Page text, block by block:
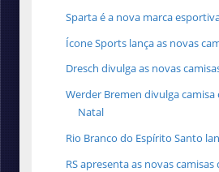
Sparta é a nova marca
Ícone Sports lança as novas
Dresch divulga as novas
Werder Bremen divulga
Natal
Rio Branco do Espírito Santo
RS apresenta as novas